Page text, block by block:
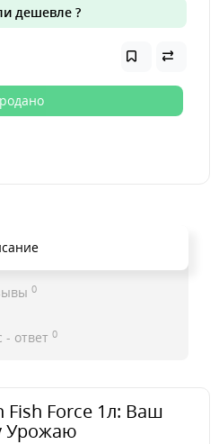
дешевле ?
0
- ответ 0
Force 1л: Ваш
Урожаю